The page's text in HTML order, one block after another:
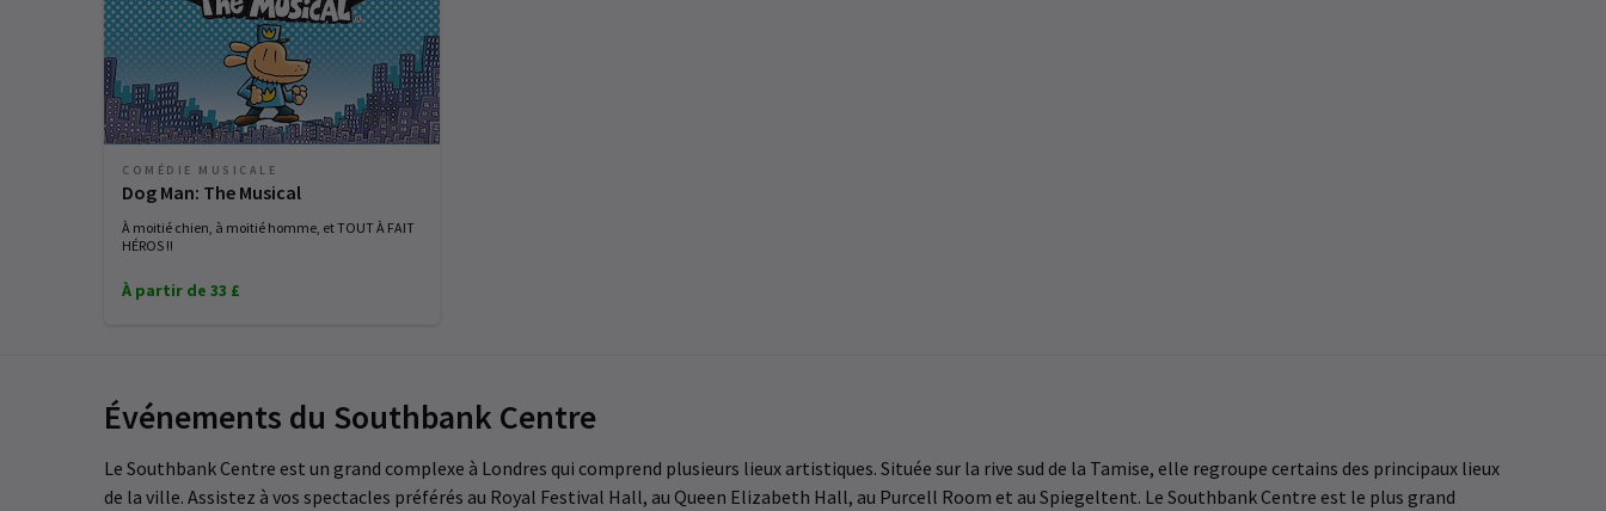
COMÉDIE MUSICALE
Dog Man: The Musical
À moitié chien, à moitié homme, et TOUT À FAIT
HÉROS !!
À partir de 33 £
Événements du Southbank Centre
Le Southbank Centre est un grand complexe à Londres qui comprend plusieurs lieux artistiques. Située sur la rive sud de la Tamise, elle regroupe certains des principaux lieux
de la ville. Assistez à vos spectacles préférés au Royal Festival Hall, au Queen Elizabeth Hall, au Purcell Room et au Spiegeltent. Le Southbank Centre est le plus grand